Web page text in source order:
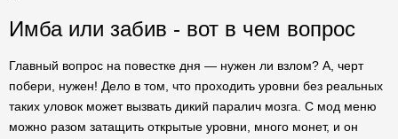
Имба или забив - вот в чем вопрос
Главный вопрос на повестке дня — нужен ли взлом? А, черт
побери, нужен! Дело в том, что проходить уровни без реальных
таких уловок может вызвать дикий паралич мозга. С мод меню
можно разом затащить открытые уровни, много монет, и он